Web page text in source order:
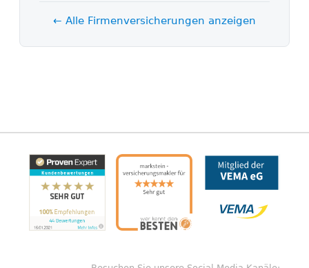
← Alle Firmen­versicherungen anzeigen